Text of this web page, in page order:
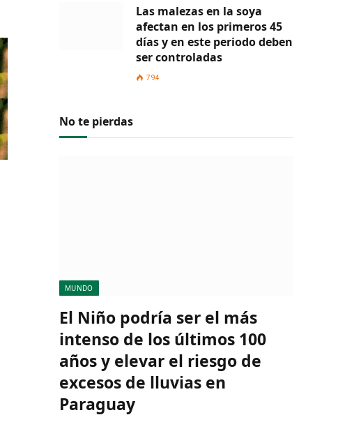
Las malezas en la soya
afectan en los primeros 45
días y en este periodo deben
ser controladas
794
No te pierdas
MUNDO
El Niño podría ser el más
intenso de los últimos 100
años y elevar el riesgo de
excesos de lluvias en
Paraguay